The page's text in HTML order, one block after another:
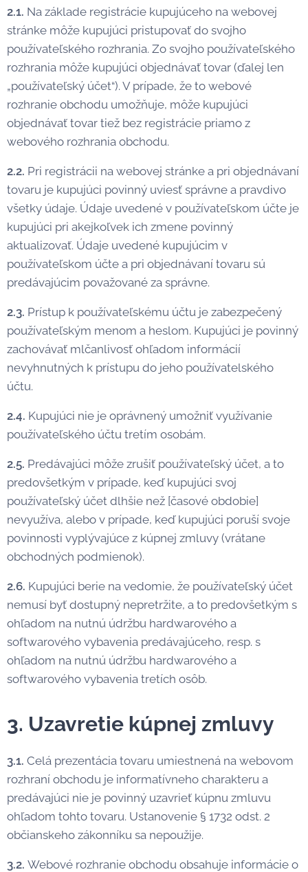
2.1. Na základe registrácie kupujúceho na webovej
stránke môže kupujúci pristupovať do svojho
používateľského rozhrania. Zo svojho používateľského
rozhrania môže kupujúci objednávať tovar (ďalej len
„používateľský účet“). V prípade, že to webové
rozhranie obchodu umožňuje, môže kupujúci
objednávať tovar tiež bez registrácie priamo z
webového rozhrania obchodu.
2.2. Pri registrácii na webovej stránke a pri objednávaní
tovaru je kupujúci povinný uviesť správne a pravdivo
všetky údaje. Údaje uvedené v používateľskom účte je
kupujúci pri akejkoľvek ich zmene povinný
aktualizovať. Údaje uvedené kupujúcim v
používateľskom účte a pri objednávaní tovaru sú
predávajúcim považované za správne.
2.3. Prístup k používateľskému účtu je zabezpečený
používateľským menom a heslom. Kupujúci je povinný
zachovávať mlčanlivosť ohľadom informácií
nevyhnutných k prístupu do jeho používatelského
účtu.
2.4. Kupujúci nie je oprávnený umožniť využívanie
používateľského účtu tretím osobám.
2.5. Predávajúci môže zrušiť používateľský účet, a to
predovšetkým v prípade, keď kupujúci svoj
používateľský účet dlhšie než [časové obdobie]
nevyužíva, alebo v prípade, keď kupujúci poruší svoje
povinnosti vyplývajúce z kúpnej zmluvy (vrátane
obchodných podmienok).
2.6. Kupujúci berie na vedomie, že používateľský účet
nemusí byť dostupný nepretržite, a to predovšetkým s
ohľadom na nutnú údržbu hardwarového a
softwarového vybavenia predávajúceho, resp. s
ohľadom na nutnú údržbu hardwarového a
softwarového vybavenia tretích osôb.
3. Uzavretie kúpnej zmluvy
3.1. Celá prezentácia tovaru umiestnená na webovom
rozhraní obchodu je informatívneho charakteru a
predávajúci nie je povinný uzavrieť kúpnu zmluvu
ohľadom tohto tovaru. Ustanovenie § 1732 odst. 2
občianskeho zákonníku sa nepoužije.
3.2. Webové rozhranie obchodu obsahuje informácie o